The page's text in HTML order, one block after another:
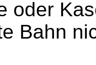
oder
Bahn